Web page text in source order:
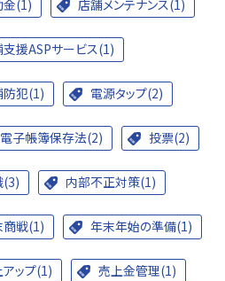
金(1) 店舗メンテナンス(1)
援ASPサービス(1)
防犯(1) 電源タップ(2)
電子帳簿保存法(2) 投票(2)
(3) 内部不正対策(1)
商戦(1) 年末年始の準備(1)
ップ(1) 売上金管理(1)